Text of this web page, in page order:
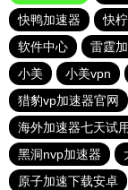
快鸭加速器
快
软件中心
雷霆
小美
小美vpn
猎豹vp加速器官网
海外加速器七天试用
黑洞nvp加速器
原子加速下载安卓